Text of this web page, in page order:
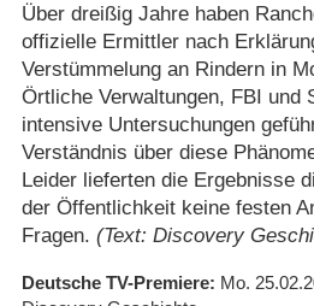
Über dreißig Jahre haben
offizielle Ermittler nach
Verstümmelung an Rindern in
Örtliche Verwaltungen, FBI und
intensive Untersuchungen
Verständnis über diese
Leider lieferten die Ergebnisse
der Öffentlichkeit keine festen
Fragen. (Text: Discovery
Deutsche TV-Premiere Mo.